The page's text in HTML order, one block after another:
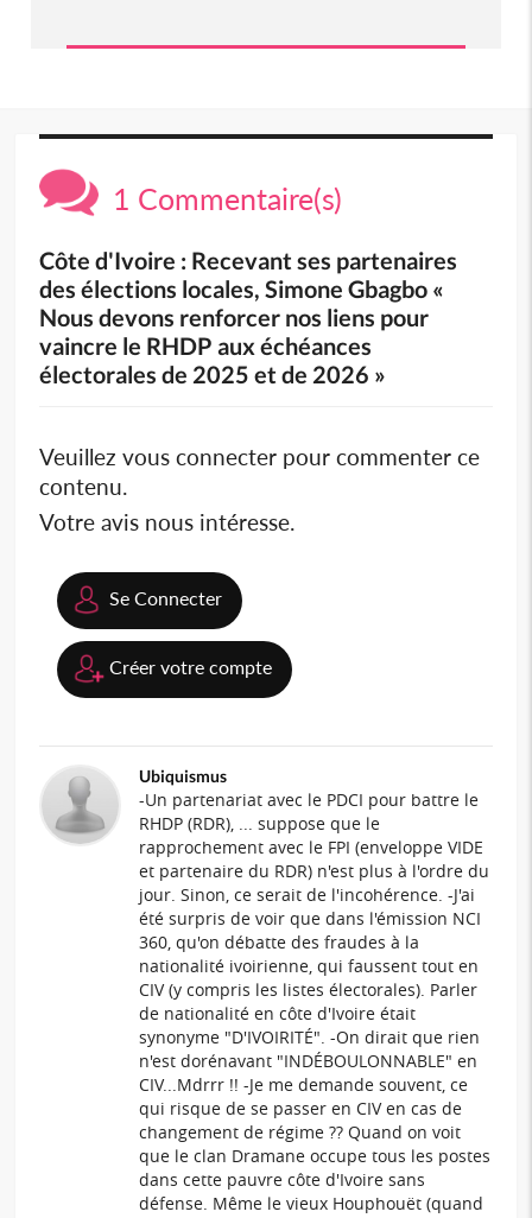
1 Commentaire(s)
Côte d'Ivoire : Recevant ses partenaires
des élections locales, Simone Gbagbo «
Nous devons renforcer nos liens pour
vaincre le RHDP aux échéances
électorales de 2025 et de 2026 »
Veuillez vous connecter pour commenter ce
contenu.
Votre avis nous intéresse.
Se Connecter
Créer votre compte
Ubiquismus
-Un partenariat avec le PDCI pour battre le
RHDP (RDR), ... suppose que le
rapprochement avec le FPI (enveloppe VIDE
et partenaire du RDR) n'est plus à l'ordre du
jour. Sinon, ce serait de l'incohérence. -J'ai
été surpris de voir que dans l'émission NCI
360, qu'on débatte des fraudes à la
nationalité ivoirienne, qui faussent tout en
CIV (y compris les listes électorales). Parler
de nationalité en côte d'Ivoire était
synonyme "D'IVOIRITÉ". -On dirait que rien
n'est dorénavant "INDÉBOULONNABLE" en
CIV...Mdrrr !! -Je me demande souvent, ce
qui risque de se passer en CIV en cas de
changement de régime ?? Quand on voit
que le clan Dramane occupe tous les postes
dans cette pauvre côte d'Ivoire sans
défense. Même le vieux Houphouët (quand